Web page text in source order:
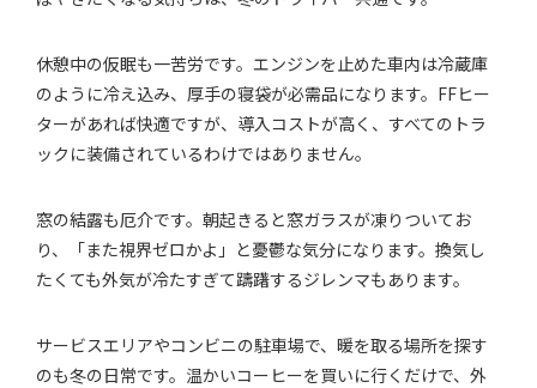
休憩中の仮眠も一苦労です。エンジンを止めた車内は冷蔵庫
のように冷え込み、厚手の寝袋が必需品になります。FFヒー
ターがあれば快適ですが、導入コストが高く、すべてのトラ
ックに装備されているわけではありません。
窓の結露も厄介です。朝起きると窓ガラスが凍りついてお
り、「また視界ゼロかよ」と憂鬱な気分になります。換気し
たくても外気が冷たすぎて躊躇するジレンマもあります。
サービスエリアやコンビニの駐車場で、暖を取る場所を探す
のも冬の日常です。温かいコーヒーを買いに行くだけで、外